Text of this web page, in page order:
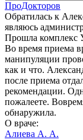
ПроДокторов
Обратилась к
являюсь
Прошла комплекс
Во время приема
манипуляции
как и что.
после приема
рекомендации.
пожалеете.
обнаружила.
О враче:
Алиева А. А.